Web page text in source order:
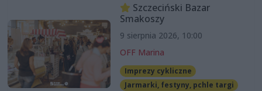
Szczeciński Bazar
Smakoszy
9 sierpnia 2026, 10:00
OFF Marina
Imprezy cykliczne
Jarmarki, festyny, pchle targi